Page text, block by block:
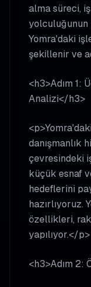
alma süreci,
yolculuğunun
Yomra'daki
şekillenir ve
<h3>Adım 1:
Analizi</h3>
danışmanlık
çevresindeki
küçük esnaf
hedeflerini
hazırlıyoruz.
özellikleri,
yapılıyor.</p>
<h3>Adım 2: